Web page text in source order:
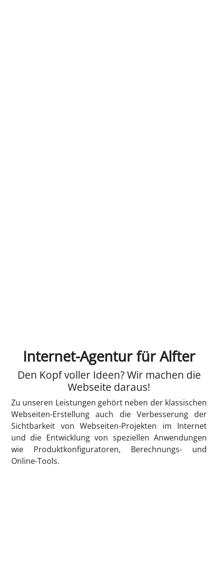
Internet-Agentur für Alfter
Den Kopf voller Ideen? Wir machen die
Webseite daraus!
Zu unseren Leistungen gehört neben der klassischen
Webseiten-Erstellung auch die Verbesserung der
Sichtbarkeit von Webseiten-Projekten im Internet
und die Entwicklung von speziellen Anwendungen
wie Produktkonfiguratoren, Berechnungs- und
Online-Tools.